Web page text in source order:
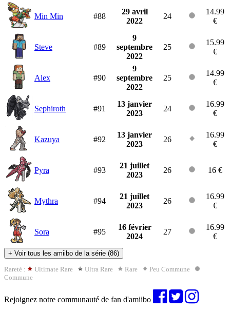
Min Min #88
29 avril
2022
24
14.99
€
Steve #89
9
septembre
2022
25
15.99
€
Alex #90
9
septembre
2022
25
14.99
€
Sephiroth #91
13 janvier
2023
24
16.99
€
Kazuya #92
13 janvier
2023
26
16.99
€
Pyra #93
21 juillet
2023
26 16 €
Mythra #94
21 juillet
2023
26
16.99
€
Sora #95
16 février
2024
27
16.99
€
+ Voir tous les amiibo de la série (86)
Rareté : Ultimate Rare Ultra Rare Rare
Peu Commune
Commune
Rejoignez notre communauté de fan d'amiibo